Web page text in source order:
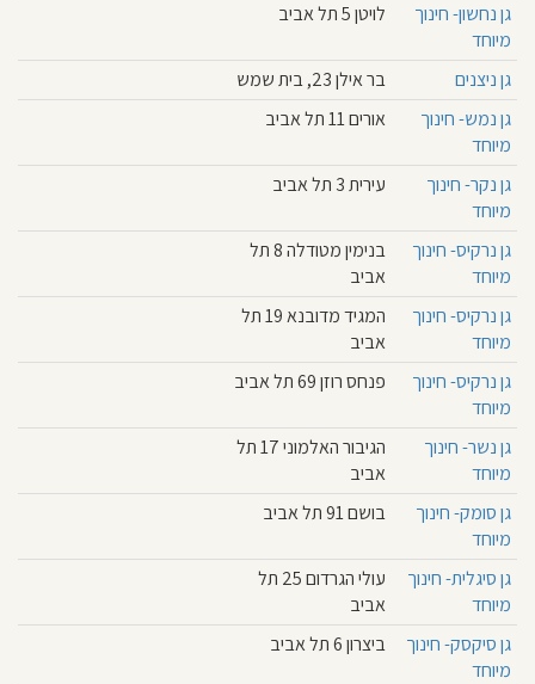
גן נחשון- חינוך
מיוחד
לויטן 5 תל אביב
גן ניצנים
בר אילן 23, בית שמש
גן נמש- חינוך
מיוחד
אורים 11 תל אביב
גן נקר- חינוך
מיוחד
עירית 3 תל אביב
גן נרקיס- חינוך
מיוחד
בנימין מטודלה 8 תל
אביב
גן נרקיס- חינוך
מיוחד
המגיד מדובנא 19 תל
אביב
גן נרקיס- חינוך
מיוחד
פנחס רוזן 69 תל אביב
גן נשר- חינוך
מיוחד
הגיבור האלמוני 17 תל
אביב
גן סומק- חינוך
מיוחד
בושם 91 תל אביב
גן סיגלית- חינוך
מיוחד
עולי הגרדום 25 תל
אביב
גן סיקסק- חינוך
מיוחד
ביצרון 6 תל אביב